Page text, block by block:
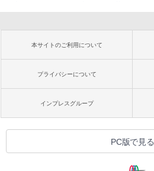
本サイトのご利用について
プライバシーについて
インプレスグループ
PC版で見る